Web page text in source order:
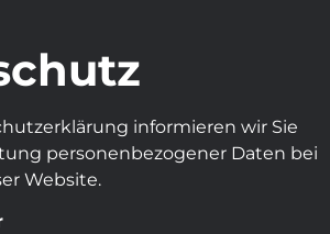
informieren wir Sie
personenbezogener Daten bei
Website.